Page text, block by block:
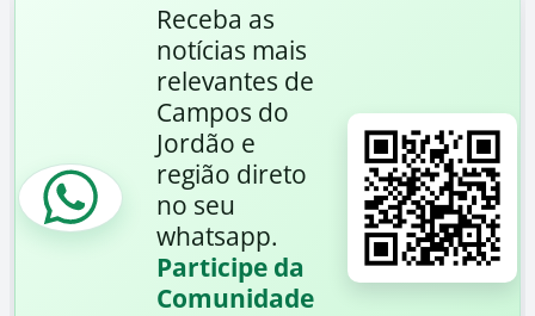
Receba as
notícias mais
relevantes de
Campos do
Jordão e
região direto
no seu
whatsapp.
Participe da
Comunidade